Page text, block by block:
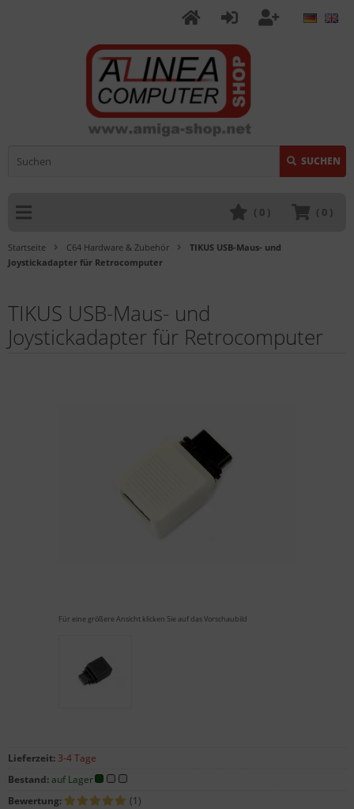
SUCHEN
( 0 )
( 0 )
Startseite C64 Hardware & Zubehör
TIKUS USB-Maus- und
Joystickadapter für Retrocomputer
TIKUS USB-Maus- und
Joystickadapter für Retrocomputer
Für eine größere Ansicht klicken Sie auf das Vorschaubild
Lieferzeit: 3-4 Tage
Bestand:auf Lager
Bewertung:
(1)